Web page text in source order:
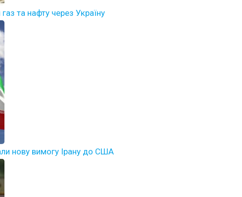
та нафту через Україну
нову вимогу Ірану до США